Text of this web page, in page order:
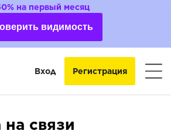
на первый месяц
видимость
Вход Регистрация
связи